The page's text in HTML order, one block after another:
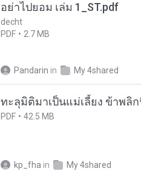
อย่าไปยอม เล่ม 1_ST.pdf
decht
PDF
2.7 MB
Pandarin in My 4shared
ทะลุมิติมาเป็นแม่เลี้ยง ข้าพลิ
PDF 42.5 MB
kp_fha in My 4shared